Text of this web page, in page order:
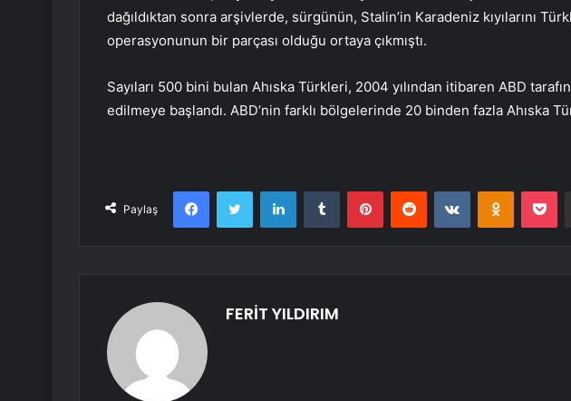
dağıldıktan sonra arşivlerde, sürgünün, Stalin’in Karadeniz kıyılarını
operasyonunun bir parçası olduğu ortaya çıkmıştı.
Sayıları 500 bini bulan Ahıska Türkleri, 2004 yılından itibaren ABD
edilmeye başlandı. ABD’nin farklı bölgelerinde 20 binden fazla Ahıska
Paylaş
FacebookTwitter LinkedInTumblr PinterestReddit VKontakte
FERİT YILDIRIM